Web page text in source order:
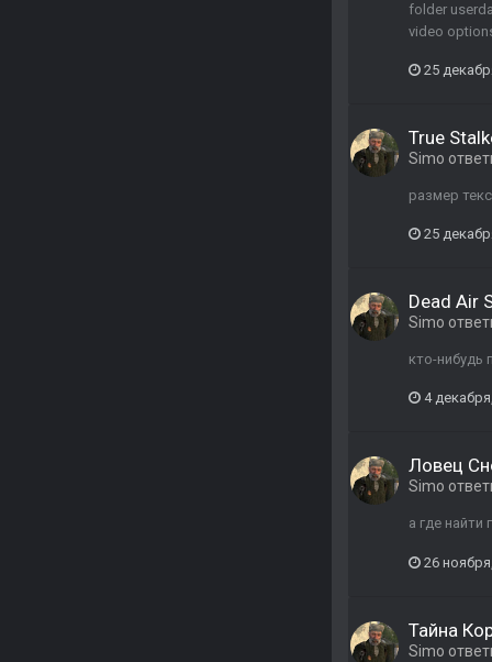
folder
video
25
True
Simo
размер
25
Dead Air
Simo
кто-нибудь
4
Ловец
Simo
а где
26
Тайна
Simo